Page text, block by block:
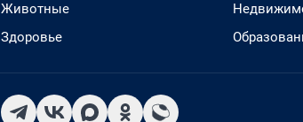
Животные
Здоровье